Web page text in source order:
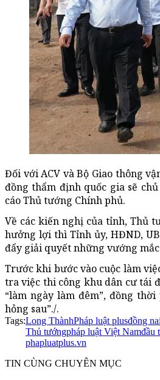
Đối với ACV và Bộ Giao thông
đồng thẩm định quốc gia sẽ
cáo Thủ tướng Chính phủ.
Về các kiến nghị của tỉnh, Thủ
hưởng lợi thì Tỉnh ủy, HĐND,
đẩy giải quyết những vướng
Trước khi bước vào cuộc làm
tra việc thi công khu dân cư tái
“làm ngày làm đêm”, đồng
hỏng sau”./.
Tags:Long ThànhPháp luật plusđồng nai
Thủ tướngpháp luật Việt Namđầu
phapluatplus.vn
TIN CÙNG CHUYÊN MỤC